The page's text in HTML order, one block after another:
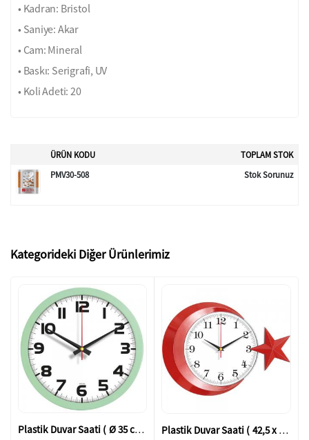
• Kadran: Bristol
• Saniye: Akar
• Cam: Mineral
• Baskı: Serigrafi, UV
• Koli Adeti: 20
ÜRÜN KODU
TOPLAM STOK
PMV30-508
Stok Sorunuz
Kategorideki Diğer Ürünlerimiz
Plastik Duvar Saati ( Ø 35 cm ) Plastik Duvar Saati ( 42,5 x 30,5 cm )